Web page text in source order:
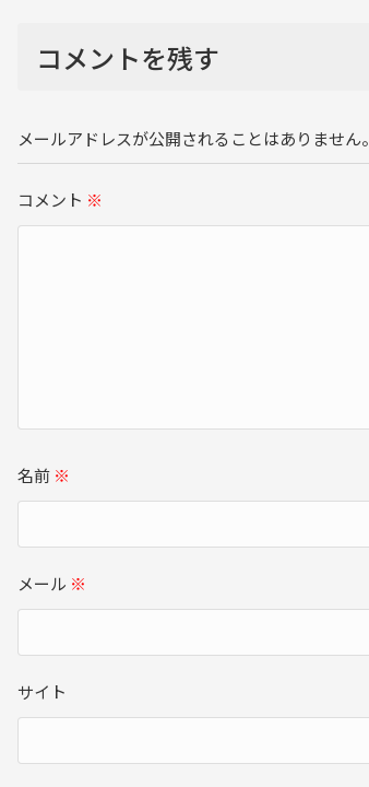
コメントを残す
メールアドレスが公開されることはありません。
コメント ※
名前 ※
メール ※
サイト